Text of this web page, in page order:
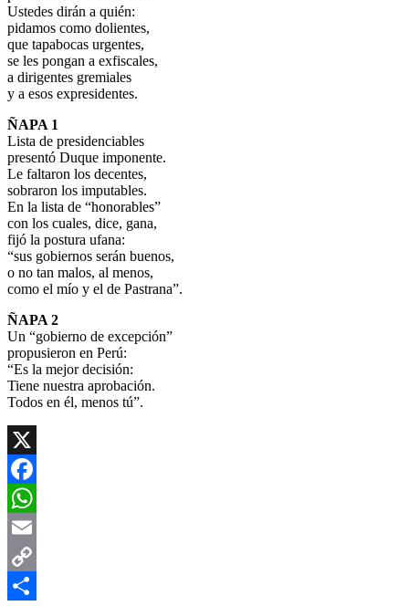
Ustedes dirán a quién:
pidamos como dolientes,
que tapabocas urgentes,
se les pongan a exfiscales,
a dirigentes gremiales
y a esos expresidentes.
ÑAPA 1
Lista de presidenciables
presentó Duque imponente.
Le faltaron los decentes,
sobraron los imputables.
En la lista de “honorables”
con los cuales, dice, gana,
fijó la postura ufana:
“sus gobiernos serán buenos,
o no tan malos, al menos,
como el mío y el de Pastrana”.
ÑAPA 2
Un “gobierno de excepción”
propusieron en Perú:
“Es la mejor decisión:
Tiene nuestra aprobación.
Todos en él, menos tú”.
X
Facebook
WhatsApp
Email
Copy